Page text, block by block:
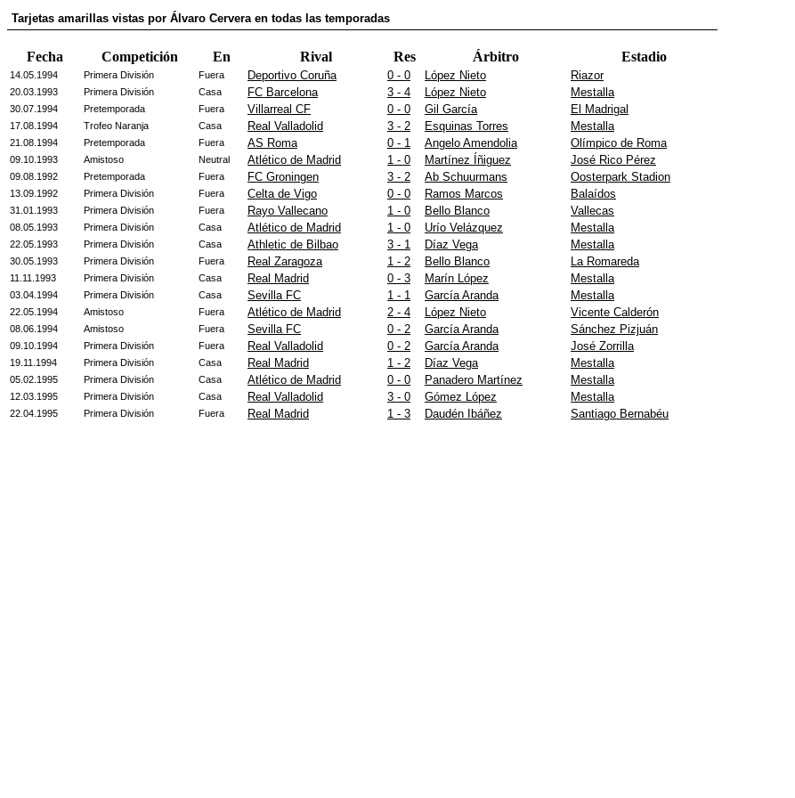
Tarjetas amarillas vistas por Álvaro Cervera en todas las temporadas
Fecha Competición En Rival Res Árbitro Estadio
14.05.1994 Primera División Fuera Deportivo Coruña 0 - 0 López Nieto Riazor
20.03.1993 Primera División Casa FC Barcelona 3 - 4 López Nieto Mestalla
30.07.1994 Pretemporada Fuera Villarreal CF 0 - 0 Gil García El Madrigal
17.08.1994 Trofeo Naranja Casa Real Valladolid 3 - 2 Esquinas Torres Mestalla
21.08.1994 Pretemporada Fuera AS Roma 0 - 1 Angelo Amendolia Olímpico de Roma
09.10.1993 Amistoso Neutral Atlético de Madrid 1 - 0 Martínez Íñiguez José Rico Pérez
09.08.1992 Pretemporada Fuera FC Groningen 3 - 2 Ab Schuurmans Oosterpark Stadion
13.09.1992 Primera División Fuera Celta de Vigo 0 - 0 Ramos Marcos Balaídos
31.01.1993 Primera División Fuera Rayo Vallecano 1 - 0 Bello Blanco Vallecas
08.05.1993 Primera División Casa Atlético de Madrid 1 - 0 Urío Velázquez Mestalla
22.05.1993 Primera División Casa Athletic de Bilbao 3 - 1 Díaz Vega Mestalla
30.05.1993 Primera División Fuera Real Zaragoza 1 - 2 Bello Blanco La Romareda
11.11.1993 Primera División Casa Real Madrid 0 - 3 Marín López Mestalla
03.04.1994 Primera División Casa Sevilla FC 1 - 1 García Aranda Mestalla
22.05.1994 Amistoso Fuera Atlético de Madrid 2 - 4 López Nieto Vicente Calderón
08.06.1994 Amistoso Fuera Sevilla FC 0 - 2 García Aranda Sánchez Pizjuán
09.10.1994 Primera División Fuera Real Valladolid 0 - 2 García Aranda José Zorrilla
19.11.1994 Primera División Casa Real Madrid 1 - 2 Díaz Vega Mestalla
05.02.1995 Primera División Casa Atlético de Madrid 0 - 0 Panadero Martínez Mestalla
12.03.1995 Primera División Casa Real Valladolid 3 - 0 Gómez López Mestalla
22.04.1995 Primera División Fuera Real Madrid 1 - 3 Daudén Ibáñez Santiago Bernabéu